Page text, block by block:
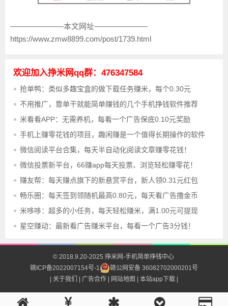
———————本文网址———————
https://www.zmw8899.com/post/1739.html
欢迎加入挣米网qq群：476347584
抢单鸭：类似多趣宝盒的做下载任务赚米，每个0.30元
不用推广，靠单干就能简单赚钱的几个手机挣钱软件推荐
米看看APP：无需养机，每看一个广告保底0.10元奖励
手机上赚零花钱的项目，趣闲赚是一个值得长期操作的软件
微信阅读平台合集，每天半自动化阅读文章赚零花钱！
微信投票新平台，66赚app每天投票、浏览轻松赚零花！
赚友帮：每天赚点旗下的新悬赏平台，新人领0.31元红包
畅乐圈：每天签到领随机最高0.80元，每天看广告撸金币
米哆哆：超多的小任务，每天轻松赚米，满1.00元可提现
星空赚动：最新看广告赚米平台，每看一个广告3分钱！
© 2018.9.20-2025 挣米网-手机简单挣钱中心
赣ICP备2022007154号-1
赣公网安备 36082702000201号
| 关于我们
| 广告合作 | 网站地图 | 本站app下载 |